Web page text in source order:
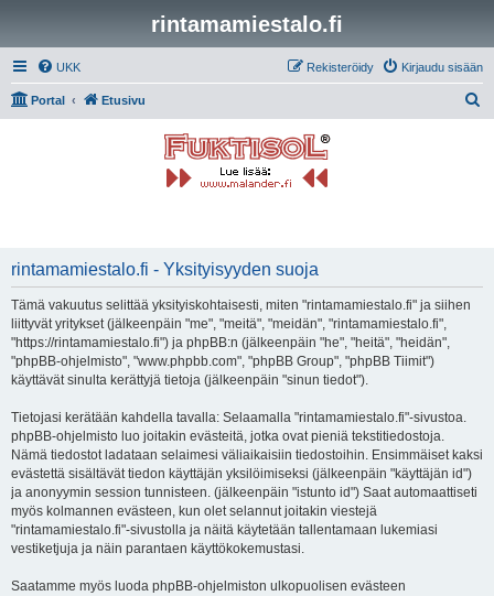
rintamamiestalo.fi
UKK Kirjaudu sisään
Rekisteröidy
Portal Etusivu
rintamamiestalo.fi - Yksityisyyden suoja
Tämä vakuutus selittää yksityiskohtaisesti, miten "rintamamiestalo.fi" ja siihen
liittyvät yritykset (jälkeenpäin "me", "meitä", "meidän", "rintamamiestalo.fi",
"https://rintamamiestalo.fi") ja phpBB:n (jälkeenpäin "he", "heitä", "heidän",
"phpBB-ohjelmisto", "www.phpbb.com", "phpBB Group", "phpBB Tiimit")
käyttävät sinulta kerättyjä tietoja (jälkeenpäin "sinun tiedot").
Tietojasi kerätään kahdella tavalla: Selaamalla "rintamamiestalo.fi"-sivustoa.
phpBB-ohjelmisto luo joitakin evästeitä, jotka ovat pieniä tekstitiedostoja.
Nämä tiedostot ladataan selaimesi väliaikaisiin tiedostoihin. Ensimmäiset kaksi
evästettä sisältävät tiedon käyttäjän yksilöimiseksi (jälkeenpäin "käyttäjän id")
ja anonyymin session tunnisteen. (jälkeenpäin "istunto id") Saat automaattiseti
myös kolmannen evästeen, kun olet selannut joitakin viestejä
"rintamamiestalo.fi"-sivustolla ja näitä käytetään tallentamaan lukemiasi
vestiketjuja ja näin parantaen käyttökokemustasi.
Saatamme myös luoda phpBB-ohjelmiston ulkopuolisen evästeen